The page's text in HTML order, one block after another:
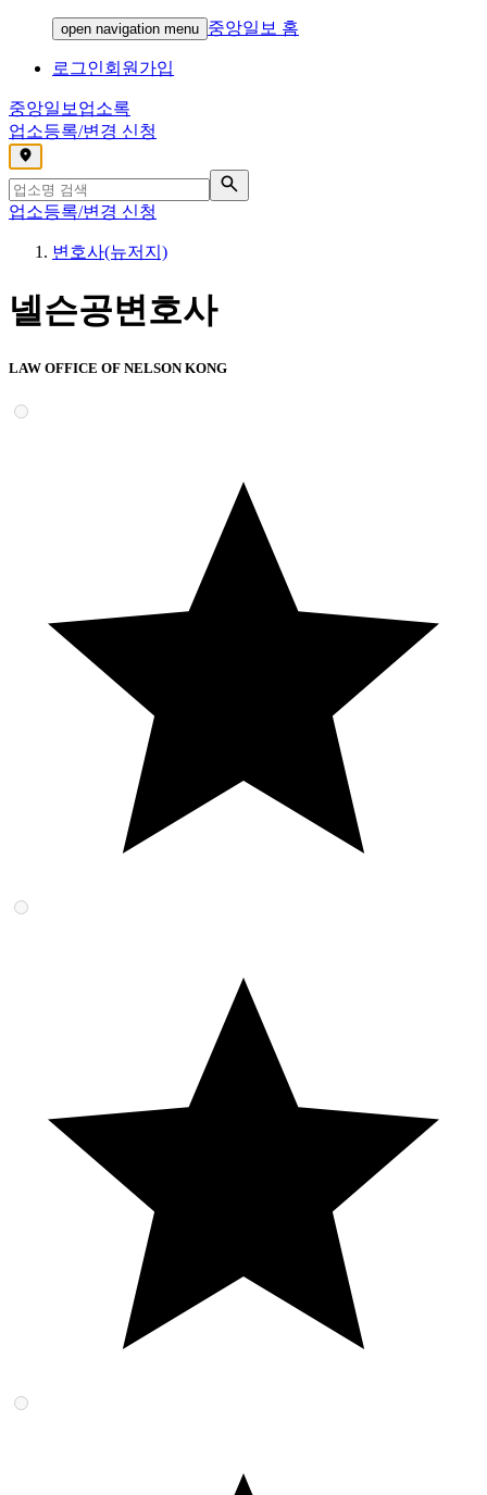
open navigation menu 중앙일보 홈
로그인회원가입
중앙일보 업소록
업소등록/변경 신청
,
업소등록/변경 신청
변호사(뉴저지)
넬슨공변호사
LAW OFFICE OF NELSON KONG